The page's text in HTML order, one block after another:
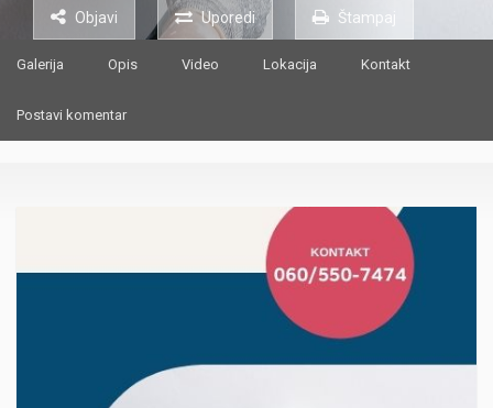
Objavi Uporedi Štampaj
Galerija Opis Video Lokacija Kontakt
Postavi komentar